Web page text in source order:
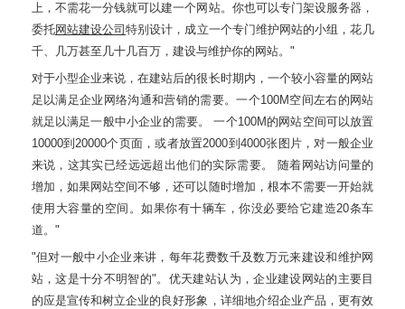
上，不需花一分钱就可以建一个网站。你也可以专门架设服务器，
委托网站建设公司特别设计，成立一个专门维护网站的小组，花几
千、几万甚至几十几百万，建设与维护你的网站。"
对于小型企业来说，在建站后的很长时期内，一个较小容量的网站
足以满足企业网络沟通和营销的需要。一个100M空间左右的网站
就足以满足一般中小企业的需要。 一个100M的网站空间可以放置
10000到20000个页面，或者放置2000到4000张图片，对一般企业
来说，这其实已经远远超出他们的实际需要。 随着网站访问量的
增加，如果网站空间不够，还可以随时增加，根本不需要一开始就
使用大容量的空间。如果你有十辆车，你没必要给它建造20条车
道。"
"但对一般中小企业来讲，每年花费数千及数万元来建设和维护网
站，这是十分不明智的"。优天建站认为，企业建设网站的主要目
的应是宣传和树立企业的良好形象，详细地介绍企业产品，更有效